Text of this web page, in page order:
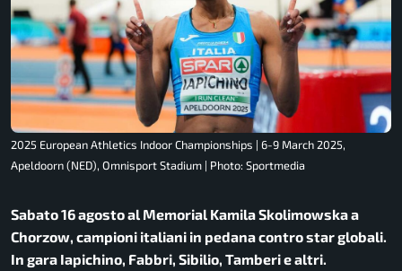
2025 European Athletics Indoor Championships | 6-9 March 2025,
Apeldoorn (NED), Omnisport Stadium | Photo: Sportmedia
Sabato 16 agosto al Memorial Kamila Skolimowska a
Chorzow, campioni italiani in pedana contro star globali.
In gara Iapichino, Fabbri, Sibilio, Tamberi e altri.